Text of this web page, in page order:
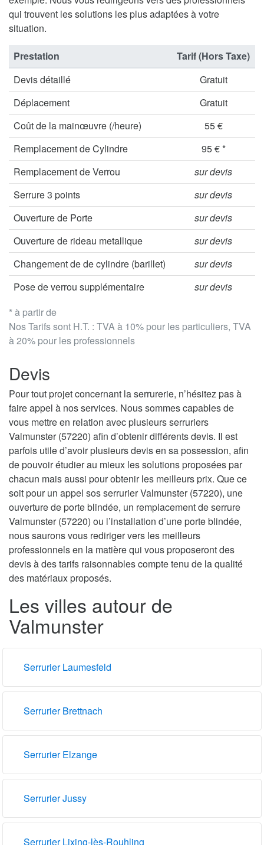
qui trouvent les solutions les plus adaptées à votre
situation.
* à partir de
Nos Tarifs sont H.T. : TVA à 10% pour les particuliers, TVA
à 20% pour les professionnels
Prestation
Tarif (Hors Taxe)
Devis détaillé
Gratuit
Déplacement
Gratuit
Coût de la mainœuvre (/heure)
55 €
Remplacement de Cylindre
95 € *
Remplacement de Verrou
sur devis
Serrure 3 points
sur devis
Ouverture de Porte
sur devis
Ouverture de rideau metallique
sur devis
Changement de de cylindre (barillet)
sur devis
Pose de verrou supplémentaire
sur devis
Devis
Pour tout projet concernant la serrurerie, n’hésitez pas à
faire appel à nos services. Nous sommes capables de
vous mettre en relation avec plusieurs serruriers
Valmunster (57220) afin d’obtenir différents devis. Il est
parfois utile d’avoir plusieurs devis en sa possession, afin
de pouvoir étudier au mieux les solutions proposées par
chacun mais aussi pour obtenir les meilleurs prix. Que ce
soit pour un appel sos serrurier Valmunster (57220), une
ouverture de porte blindée, un remplacement de serrure
Valmunster (57220) ou l’installation d’une porte blindée,
nous saurons vous rediriger vers les meilleurs
professionnels en la matière qui vous proposeront des
devis à des tarifs raisonnables compte tenu de la qualité
des matériaux proposés.
Les villes autour de
Valmunster
Serrurier Laumesfeld
Serrurier Brettnach
Serrurier Elzange
Serrurier Jussy
Serrurier Lixing-lès-Rouhling